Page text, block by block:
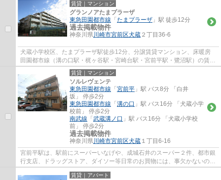
賃貸｜マンション
グランノアたまプラーザ
東急田園都市線 「 たまプラーザ 」駅 徒歩12分
過去掲載物件
神奈川県川崎市宮前区犬蔵 ２丁目36-6
犬蔵小学校区、たまプラーザ駅徒歩12分、分譲賃貸マンション、床暖房
田園都市線（溝の口駅・梶ヶ谷駅・宮崎台駅・宮前平駅・鷺沼駅）の賃貸
物件をお探しでしたら、マイホームワンに...
賃貸｜マンション
ソルレヴェンテ
東急田園都市線 「 宮前平 」駅 バス8分 「白井
坂」 停歩2分
東急田園都市線 「 溝の口 」駅 バス16分 「犬蔵小学
校前」 停歩2分
南武線 「 武蔵溝ノ口 」駅 バス16分 「犬蔵小学校
前」 停歩2分
過去掲載物件
神奈川県川崎市宮前区犬蔵 １丁目6-16
宮前平駅は、駅前にスーパーいなげや、成城石井のスーパー２件、都市銀
行支店、ドラッグストア、ダイソー等日常のお買物には、事欠かないの
と、駅北側には、宮前区役所、宮前図書館、...
賃貸｜アパート